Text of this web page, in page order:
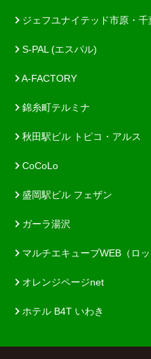
ジェフユナイテッド市原・千
S-PAL (エスパル)
A-FACTORY
錦糸町テルミナ
秋田駅ビル トピコ・アルス
CoCoLo
盛岡駅ビル フェザン
ガーラ湯沢
マルチエキューブWEB（ロッ
オレンジページnet
ホテル B4T いわき